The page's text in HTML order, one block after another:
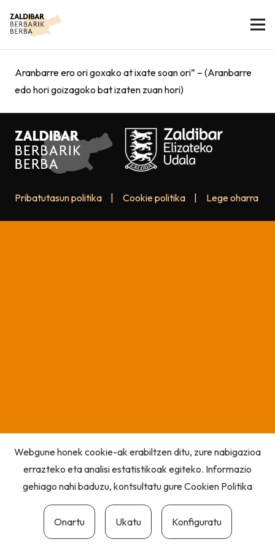
Aranbarre ero ori goxako at ixate soan ori” – (Aranbarre
edo hori goizagoko bat izaten zuan hori)
Pribatutasun politika Cookie politika Lege oharra
Webgune honek cookie-ak erabiltzen ditu, zure nabigazioa
errazteko eta analisi estatistikoak egiteko. Informazio
gehiago nahi baduzu, kontsultatu gureCookien Politika
Onartu Ukatu Konfiguratu